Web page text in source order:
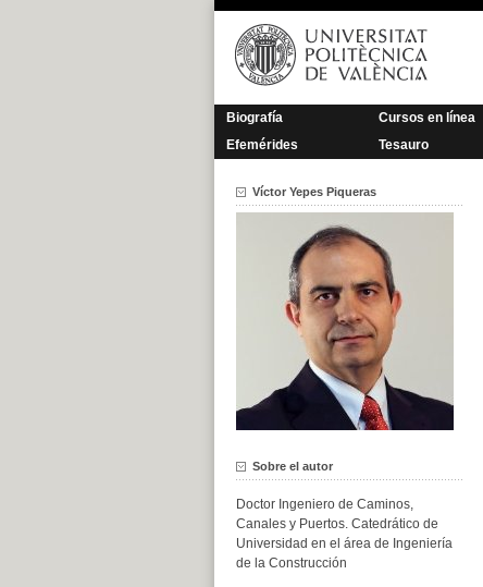
Saltar
contenido
Biografía Cursos en línea
Efemérides
Tesauro
Víctor Yepes Piqueras
Sobre el autor
Doctor Ingeniero de Caminos,
Canales y Puertos. Catedrático de
Universidad en el área de Ingeniería
de la Construcción